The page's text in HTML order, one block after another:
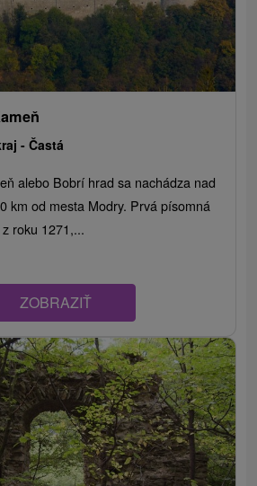
-Častá
alebo Bobrí hrad sa nachádza nad
km od mesta Modry. Prvá písomná
roku 1271,...
ZOBRAZIŤ